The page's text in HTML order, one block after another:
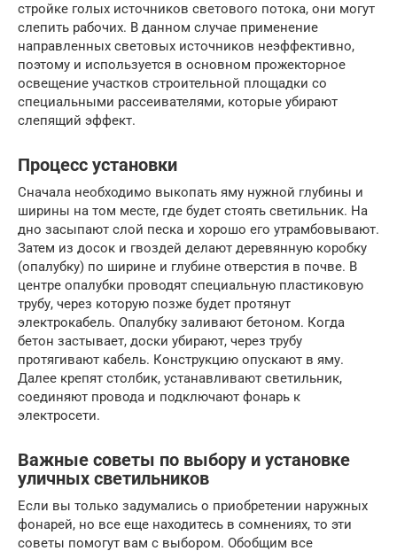
стройке голых источников светового потока, они могут
слепить рабочих. В данном случае применение
направленных световых источников неэффективно,
поэтому и используется в основном прожекторное
освещение участков строительной площадки со
специальными рассеивателями, которые убирают
слепящий эффект.
Процесс установки
Сначала необходимо выкопать яму нужной глубины и
ширины на том месте, где будет стоять светильник. На
дно засыпают слой песка и хорошо его утрамбовывают.
Затем из досок и гвоздей делают деревянную коробку
(опалубку) по ширине и глубине отверстия в почве. В
центре опалубки проводят специальную пластиковую
трубу, через которую позже будет протянут
электрокабель. Опалубку заливают бетоном. Когда
бетон застывает, доски убирают, через трубу
протягивают кабель. Конструкцию опускают в яму.
Далее крепят столбик, устанавливают светильник,
соединяют провода и подключают фонарь к
электросети.
Важные советы по выбору и установке
уличных светильников
Если вы только задумались о приобретении наружных
фонарей, но все еще находитесь в сомнениях, то эти
советы помогут вам с выбором. Обобщим все